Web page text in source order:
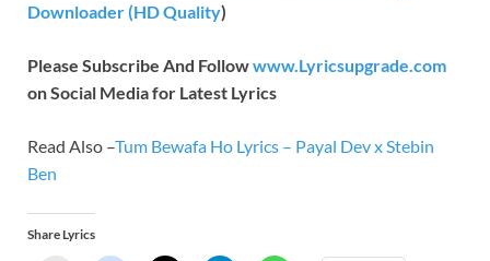
Downloader (HD Quality)
Please Subscribe And Followwww.Lyricsupgrade.com
on Social Media for Latest Lyrics
Read Also –Tum Bewafa Ho Lyrics – Payal Dev x Stebin
Ben
Share Lyrics